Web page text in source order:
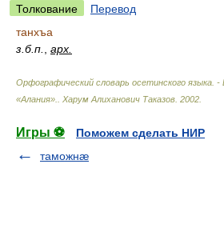
Толкование
Перевод
танхъа
з.б.п.
арх.
Орфографический словарь осетинского языка.
«Алания».
Харум Алиханович Таказов 2002
Игры ⚽
Поможем сделать НИР
таможнæ